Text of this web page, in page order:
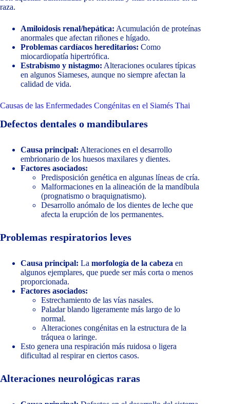
raza.
Amiloidosis renal/hepática: Acumulación de proteínas
anormales que afectan riñones e hígado.
Problemas cardíacos hereditarios: Como
miocardiopatía hipertrófica.
Estrabismo y nistagmo: Alteraciones oculares típicas
en algunos Siameses, aunque no siempre afectan la
calidad de vida.
Causas de las Enfermedades Congénitas en el Siamés Thai
Defectos dentales o mandibulares
Causa principal: Alteraciones en el desarrollo
embrionario de los huesos maxilares y dientes.
Factores asociados:
Predisposición genética en algunas líneas de cría.
Malformaciones en la alineación de la mandíbula
(prognatismo o braquignatismo).
Desarrollo anómalo de los dientes de leche que
afecta la erupción de los permanentes.
Problemas respiratorios leves
Causa principal: La morfología de la cabeza en
algunos ejemplares, que puede ser más corta o menos
proporcionada.
Factores asociados:
Estrechamiento de las vías nasales.
Paladar blando ligeramente más largo de lo
normal.
Alteraciones congénitas en la estructura de la
tráquea o laringe.
Esto genera una respiración más ruidosa o ligera
dificultad al respirar en ciertos casos.
Alteraciones neurológicas raras